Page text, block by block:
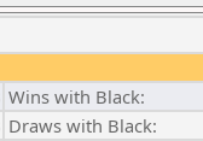
Wins with Black:
Draws with Black: